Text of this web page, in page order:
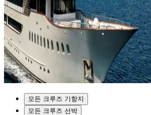
모든 크루즈 기항지
모든 크루즈 선박